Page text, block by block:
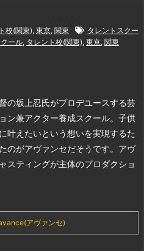
校(関東), 東京, 関東
タレントスクー
ール, タレント校(関東), 東京, 関東
の坂上忍氏がプロデユースする芸
ン兼アクター養成スクール。子供
叶えたいという想いを実現するた
のがアヴァンセだそうです。 アヴ
スティングが主体のプロダクショ
アヴァンセ)